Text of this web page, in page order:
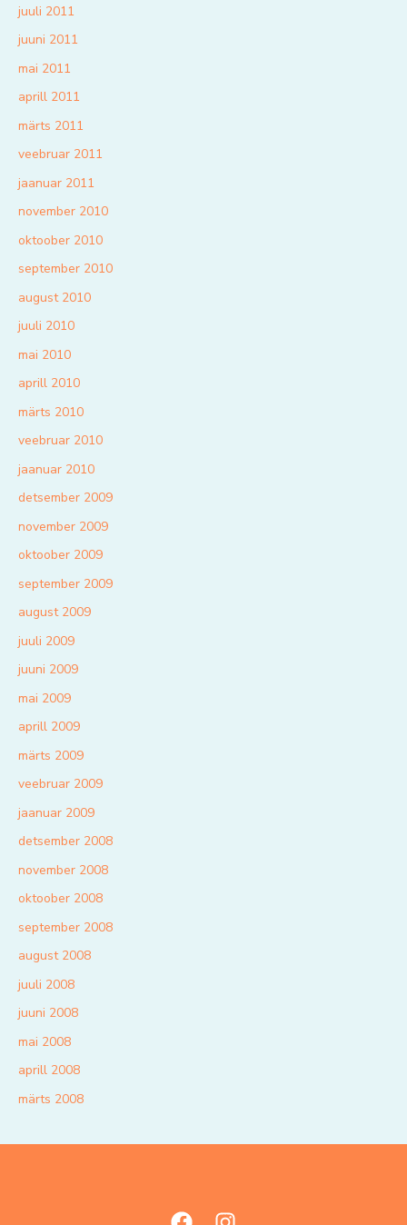
juuli 2011
juuni 2011
mai 2011
aprill 2011
märts 2011
veebruar 2011
jaanuar 2011
november 2010
oktoober 2010
september 2010
august 2010
juuli 2010
mai 2010
aprill 2010
märts 2010
veebruar 2010
jaanuar 2010
detsember 2009
november 2009
oktoober 2009
september 2009
august 2009
juuli 2009
juuni 2009
mai 2009
aprill 2009
märts 2009
veebruar 2009
jaanuar 2009
detsember 2008
november 2008
oktoober 2008
september 2008
august 2008
juuli 2008
juuni 2008
mai 2008
aprill 2008
märts 2008